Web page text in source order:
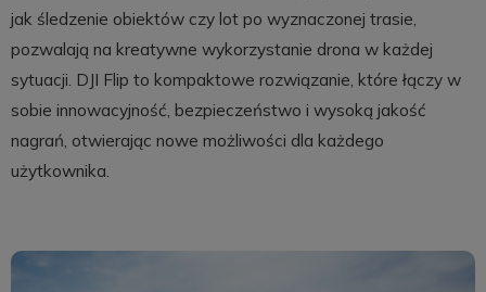
jak śledzenie obiektów czy lot po wyznaczonej trasie,
pozwalają na kreatywne wykorzystanie drona w każdej
sytuacji. DJI Flip to kompaktowe rozwiązanie, które łączy w
sobie innowacyjność, bezpieczeństwo i wysoką jakość
nagrań, otwierając nowe możliwości dla każdego
użytkownika.